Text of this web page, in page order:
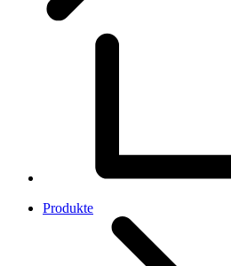
Produkte